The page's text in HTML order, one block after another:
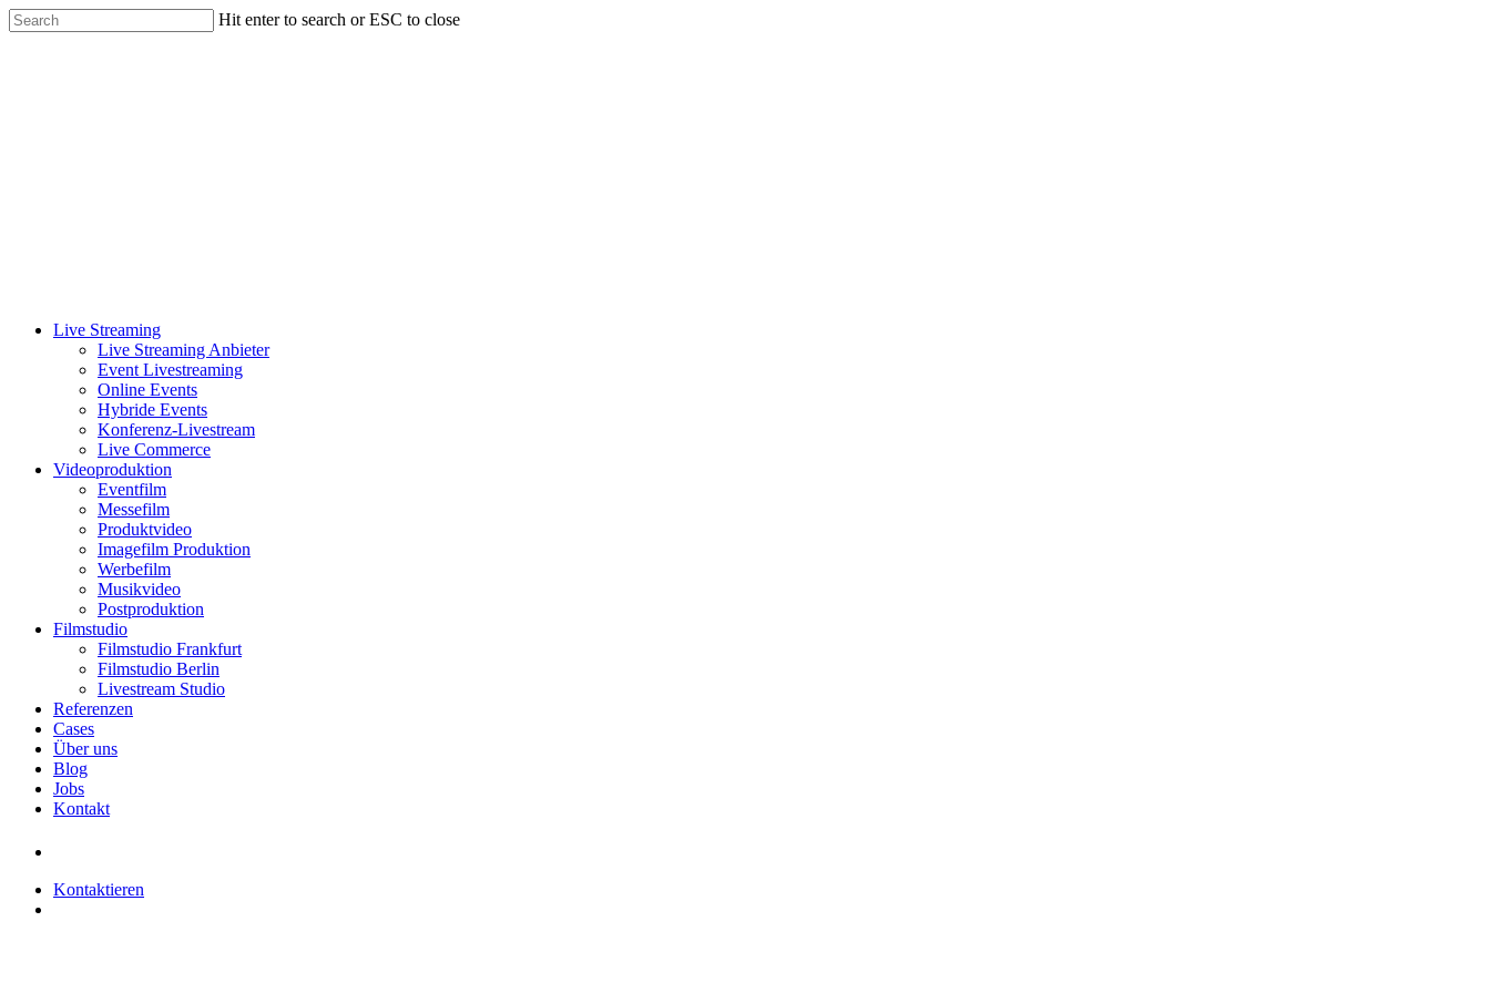
Skip
to
Hit enter to search or ESC to close
Menu
Live Streaming
Live Streaming Anbieter
Event Livestreaming
Online Events
Hybride Events
Konferenz-Livestream
Live Commerce
Videoproduktion
Eventfilm
Messefilm
Produktvideo
Imagefilm Produktion
Werbefilm
Musikvideo
Postproduktion
Filmstudio
Filmstudio Frankfurt
Filmstudio Berlin
Livestream Studio
Referenzen
Cases
Über uns
Blog
Jobs
Kontakt
Kontaktieren